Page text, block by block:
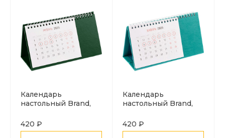
Календарь
настольный Brand,
420 ₽
Календарь
настольный Brand,
420 ₽